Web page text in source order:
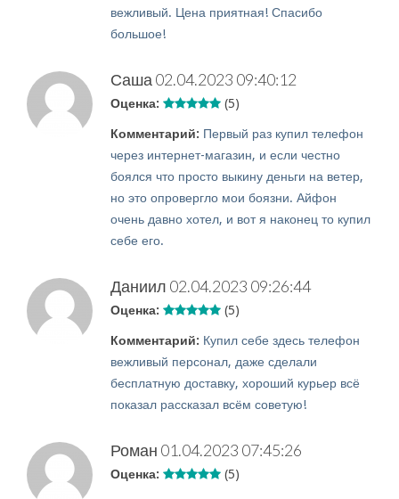
вежливый. Цена приятная! Спасибо
большое!
Саша 02.04.2023 09:40:12
Оценка: (5)
Комментарий: Первый раз купил телефон
через интернет-магазин, и если честно
боялся что просто выкину деньги на ветер,
но это опровергло мои боязни. Айфон
очень давно хотел, и вот я наконец то купил
себе его.
Даниил 02.04.2023 09:26:44
Оценка: (5)
Комментарий: Купил себе здесь телефон
вежливый персонал, даже сделали
бесплатную доставку, хороший курьер всё
показал рассказал всём советую!
Роман 01.04.2023 07:45:26
Оценка: (5)